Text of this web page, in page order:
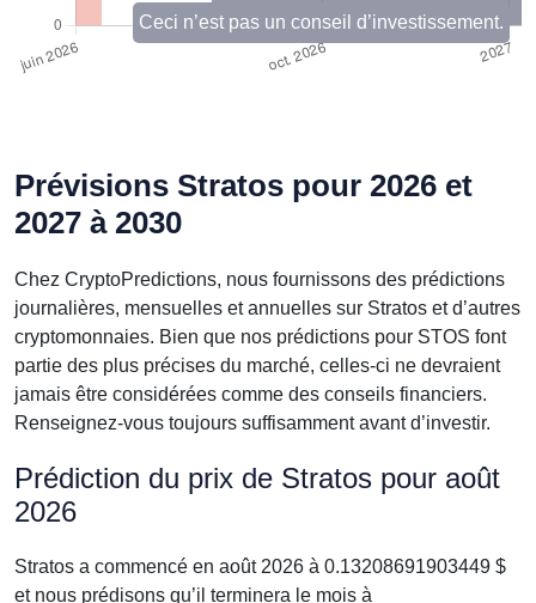
Ceci n’est pas un conseil d’investissement.
Prévisions Stratos pour 2026 et
2027 à 2030
Chez CryptoPredictions, nous fournissons des prédictions
journalières, mensuelles et annuelles sur Stratos et d’autres
cryptomonnaies. Bien que nos prédictions pour STOS font
partie des plus précises du marché, celles-ci ne devraient
jamais être considérées comme des conseils financiers.
Renseignez-vous toujours suffisamment avant d’investir.
Prédiction du prix de Stratos pour août
2026
Stratos a commencé en août 2026 à 0.13208691903449 $
et nous prédisons qu’il terminera le mois à